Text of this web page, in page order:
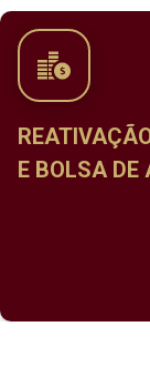
PROUNI
2026.1